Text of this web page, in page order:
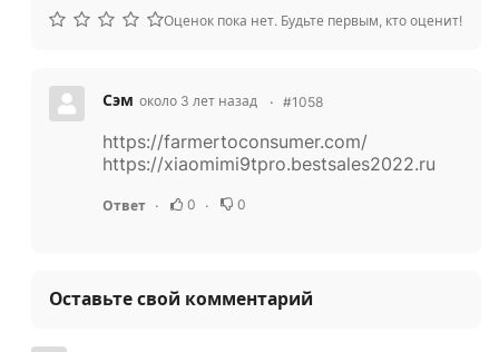
Оценок пока нет. Будьте первым, кто оценит!
Сэм около 3 лет назад #1058
https://farmertoconsumer.com/
https://xiaomimi9tpro.bestsales2022.ru
Ответ 0 0
Оставьте свой комментарий